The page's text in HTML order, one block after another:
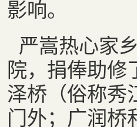
影响。
严嵩热心家
院，捐俸助修
泽桥（俗称秀
门外；广润桥